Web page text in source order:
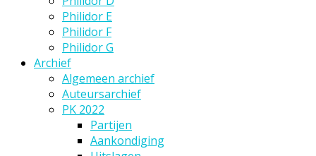
Philidor E
Philidor F
Philidor G
Archief
Algemeen archief
Auteursarchief
PK 2022
Partijen
Aankondiging